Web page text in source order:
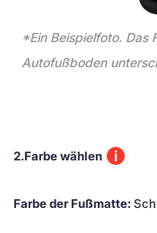
*Ein Beispielfoto. Das
Autofußboden
2.Farbe wählen i
Farbe der Fußmatte: